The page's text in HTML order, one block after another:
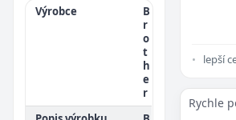
Výrobce
B
r
o
t
h
e
r
lepší
Rychle